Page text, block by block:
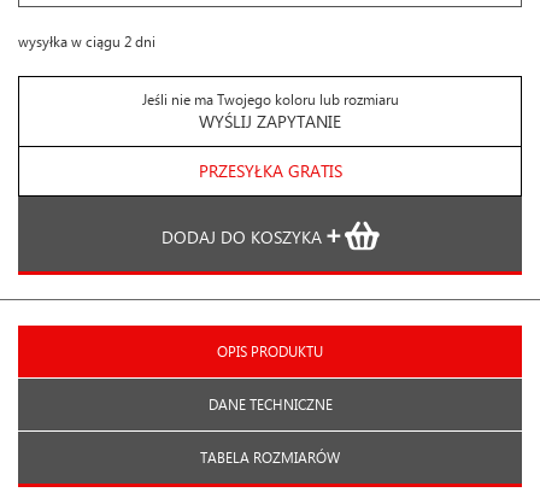
wysyłka w ciągu 2 dni
Jeśli nie ma Twojego koloru lub rozmiaru
WYŚLIJ ZAPYTANIE
PRZESYŁKA GRATIS
DODAJ DO KOSZYKA
OPIS PRODUKTU
DANE TECHNICZNE
TABELA ROZMIARÓW